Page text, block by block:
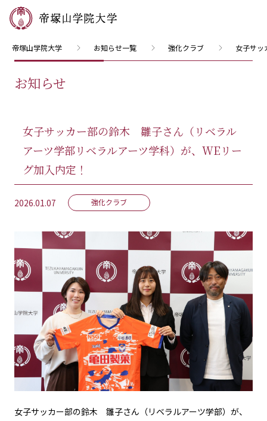
帝塚山学院大学 お知らせ一覧 強化クラブ 女子サッ
お知らせ
女子サッカー部の鈴木 雛子さん（リベラル
アーツ学部リベラルアーツ学科）が、WEリー
グ加入内定！
2026.01.07 強化クラブ
女子サッカー部の鈴木 雛子さん（リベラルアーツ学部）が、